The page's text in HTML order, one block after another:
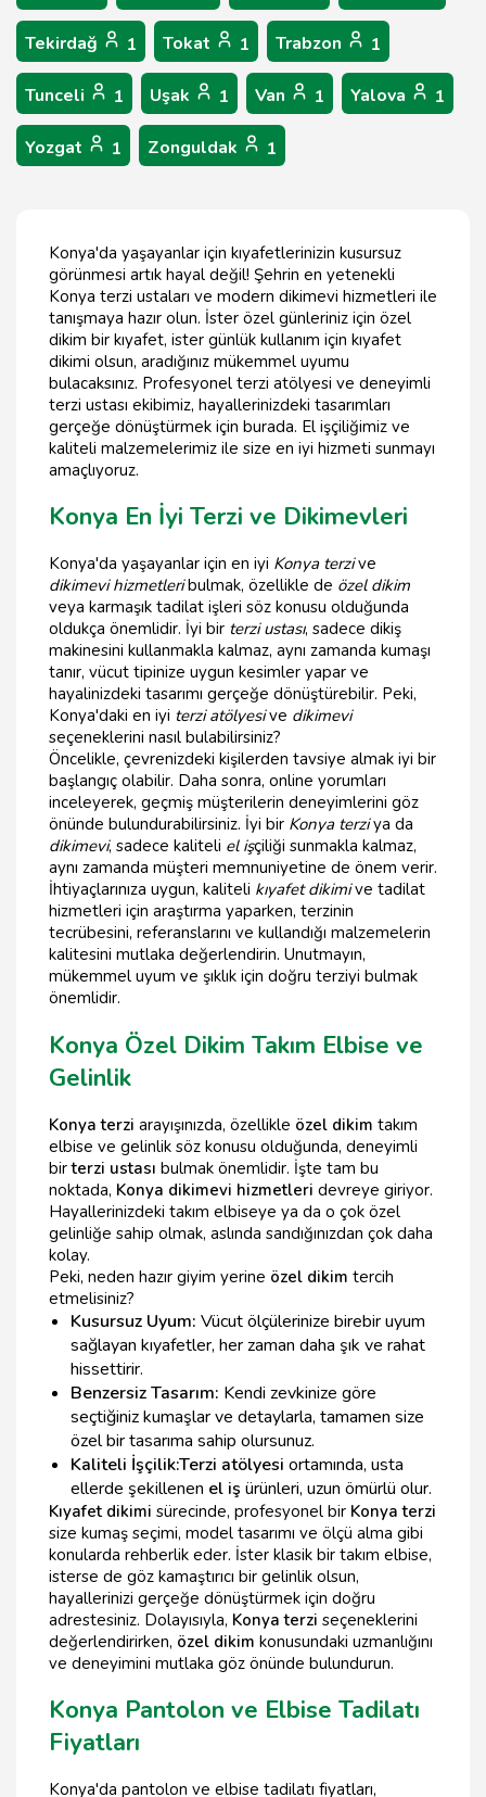
Tekirdağ 1 Tokat 1 Trabzon 1
Tunceli 1 Uşak 1 Van 1 Yalova 1
Yozgat 1 Zonguldak 1
Konya'da yaşayanlar için kıyafetlerinizin kusursuz
görünmesi artık hayal değil! Şehrin en yetenekli
Konya terzi ustaları ve modern dikimevi hizmetleri ile
tanışmaya hazır olun. İster özel günleriniz için özel
dikim bir kıyafet, ister günlük kullanım için kıyafet
dikimi olsun, aradığınız mükemmel uyumu
bulacaksınız. Profesyonel terzi atölyesi ve deneyimli
terzi ustası ekibimiz, hayallerinizdeki tasarımları
gerçeğe dönüştürmek için burada. El işçiliğimiz ve
kaliteli malzemelerimiz ile size en iyi hizmeti sunmayı
amaçlıyoruz.
Konya En İyi Terzi ve Dikimevleri
Konya'da yaşayanlar için en iyi Konya terzive
dikimevi hizmetleribulmak, özellikle de özel dikim
veya karmaşık tadilat işleri söz konusu olduğunda
oldukça önemlidir. İyi bir terzi ustası, sadece dikiş
makinesini kullanmakla kalmaz, aynı zamanda kumaşı
tanır, vücut tipinize uygun kesimler yapar ve
hayalinizdeki tasarımı gerçeğe dönüştürebilir. Peki,
Konya'daki en iyi terzi atölyesive dikimevi
seçeneklerini nasıl bulabilirsiniz?
Öncelikle, çevrenizdeki kişilerden tavsiye almak iyi bir
başlangıç olabilir. Daha sonra, online yorumları
inceleyerek, geçmiş müşterilerin deneyimlerini göz
önünde bulundurabilirsiniz. İyi bir Konya terziya da
dikimevi, sadece kaliteli el işçiliği sunmakla kalmaz,
aynı zamanda müşteri memnuniyetine de önem verir.
İhtiyaçlarınıza uygun, kaliteli kıyafet dikimive tadilat
hizmetleri için araştırma yaparken, terzinin
tecrübesini, referanslarını ve kullandığı malzemelerin
kalitesini mutlaka değerlendirin. Unutmayın,
mükemmel uyum ve şıklık için doğru terziyi bulmak
önemlidir.
Konya Özel Dikim Takım Elbise ve
Gelinlik
Konya terzi arayışınızda, özellikle özel dikim takım
elbise ve gelinlik söz konusu olduğunda, deneyimli
birterzi ustası bulmak önemlidir. İşte tam bu
noktada, Konya dikimevi hizmetleri devreye giriyor.
Hayallerinizdeki takım elbiseye ya da o çok özel
gelinliğe sahip olmak, aslında sandığınızdan çok daha
kolay.
Peki, neden hazır giyim yerine özel dikim tercih
etmelisiniz?
Kusursuz Uyum: Vücut ölçülerinize birebir uyum
sağlayan kıyafetler, her zaman daha şık ve rahat
hissettirir.
Benzersiz Tasarım: Kendi zevkinize göre
seçtiğiniz kumaşlar ve detaylarla, tamamen size
özel bir tasarıma sahip olursunuz.
Kaliteli İşçilik:Terzi atölyesi ortamında, usta
ellerde şekillenen el iş ürünleri, uzun ömürlü olur.
Kıyafet dikimi sürecinde, profesyonel bir Konya terzi
size kumaş seçimi, model tasarımı ve ölçü alma gibi
konularda rehberlik eder. İster klasik bir takım elbise,
isterse de göz kamaştırıcı bir gelinlik olsun,
hayallerinizi gerçeğe dönüştürmek için doğru
adrestesiniz. Dolayısıyla, Konya terzi seçeneklerini
değerlendirirken, özel dikim konusundaki uzmanlığını
ve deneyimini mutlaka göz önünde bulundurun.
Konya Pantolon ve Elbise Tadilatı
Fiyatları
Konya'da pantolon ve elbise tadilatı fiyatları,